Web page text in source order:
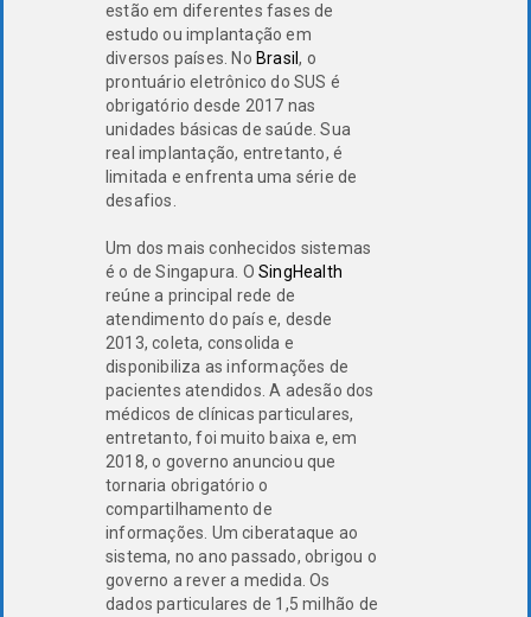
estão em diferentes fases de
estudo ou implantação em
diversos países. No Brasil, o
prontuário eletrônico do SUS é
obrigatório desde 2017 nas
unidades básicas de saúde. Sua
real implantação, entretanto, é
limitada e enfrenta uma série de
desafios.
Um dos mais conhecidos sistemas
é o de Singapura. O SingHealth
reúne a principal rede de
atendimento do país e, desde
2013, coleta, consolida e
disponibiliza as informações de
pacientes atendidos. A adesão dos
médicos de clínicas particulares,
entretanto, foi muito baixa e, em
2018, o governo anunciou que
tornaria obrigatório o
compartilhamento de
informações. Um ciberataque ao
sistema, no ano passado, obrigou o
governo a rever a medida. Os
dados particulares de 1,5 milhão de